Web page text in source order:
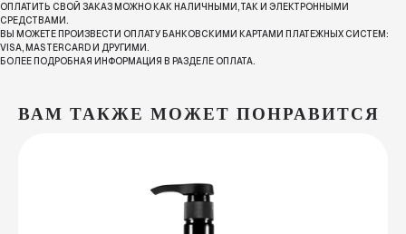
ОПЛАТИТЬ СВОЙ ЗАКАЗ МОЖНО КАК НАЛИЧНЫМИ, ТАК И ЭЛЕКТРОННЫМИ
СРЕДСТВАМИ.
ВЫ МОЖЕТЕ ПРОИЗВЕСТИ ОПЛАТУ БАНКОВСКИМИ КАРТАМИ ПЛАТЕЖНЫХ СИСТЕМ:
VISA, MASTERCARD И ДРУГИМИ.
БОЛЕЕ ПОДРОБНАЯ ИНФОРМАЦИЯ В РАЗДЕЛЕ ОПЛАТА.
ВАМ ТАКЖЕ МОЖЕТ ПОНРАВИТСЯ